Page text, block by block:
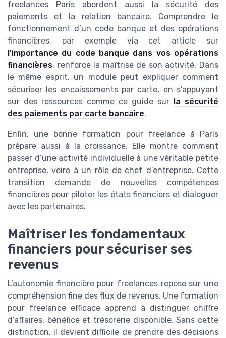
freelances Paris abordent aussi la sécurité des
paiements et la relation bancaire. Comprendre le
fonctionnement d’un code banque et des opérations
financières, par exemple via cet article sur
l’importance du code banque dans vos opérations
financières, renforce la maîtrise de son activité. Dans
le même esprit, un module peut expliquer comment
sécuriser les encaissements par carte, en s’appuyant
sur des ressources comme ce guide sur
la sécurité
des paiements par carte bancaire.
Enfin, une bonne formation pour freelance à Paris
prépare aussi à la croissance. Elle montre comment
passer d’une activité individuelle à une véritable petite
entreprise, voire à un rôle de chef d’entreprise. Cette
transition demande de nouvelles compétences
financières pour piloter les états financiers et dialoguer
avec les partenaires.
Maîtriser les fondamentaux
financiers pour sécuriser ses
revenus
L’autonomie financière pour freelances repose sur une
compréhension fine des flux de revenus. Une formation
pour freelance efficace apprend à distinguer chiffre
d’affaires, bénéfice et trésorerie disponible. Sans cette
distinction, il devient difficile de prendre des décisions